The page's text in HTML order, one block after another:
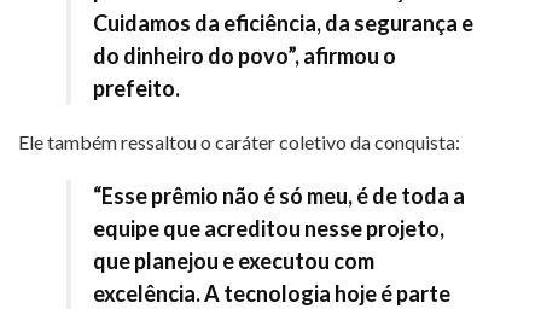
Cuidamos da eficiência, da segurança e
do dinheiro do povo”, afirmou o
prefeito.
Ele também ressaltou o caráter coletivo da conquista:
“Esse prêmio não é só meu, é de toda a
equipe que acreditou nesse projeto,
que planejou e executou com
excelência. A tecnologia hoje é parte